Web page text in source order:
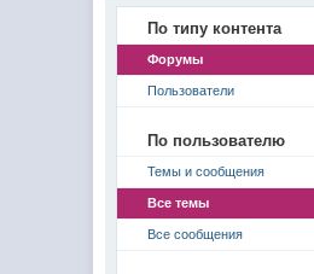
По типу контента
Форумы
Пользователи
По пользователю
Темы и сообщения
Все темы
Все сообщения